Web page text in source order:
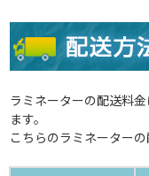
ラミネーターの配送料
ます。
こちらのラミネーター